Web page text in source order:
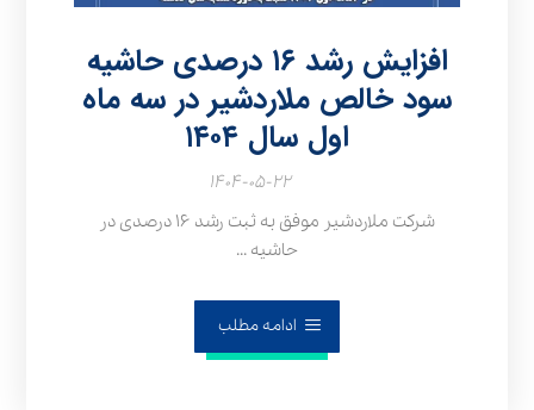
افزایش رشد ۱۶ درصدی حاشیه
سود خالص ملاردشیر در سه ماه
اول سال ۱۴۰۴
۱۴۰۴-۰۵-۲۲
شرکت ملاردشیر موفق به ثبت رشد ۱۶ درصدی در
حاشیه ...
ادامه مطلب